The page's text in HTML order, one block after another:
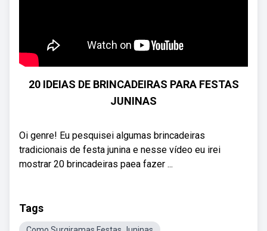
20 IDEIAS DE BRINCADEIRAS PARA FESTAS
JUNINAS
Oi genre! Eu pesquisei algumas brincadeiras
tradicionais de festa junina e nesse vídeo eu irei
mostrar 20 brincadeiras paea fazer ...
Tags